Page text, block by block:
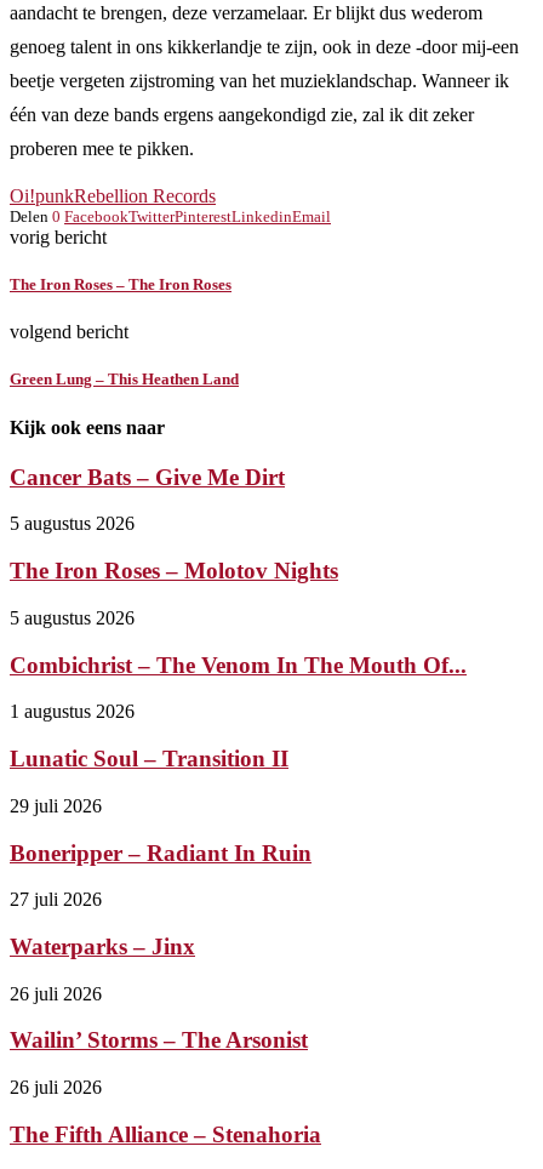
aandacht te brengen, deze verzamelaar. Er blijkt dus wederom
genoeg talent in ons kikkerlandje te zijn, ook in deze -door mij-een
beetje vergeten zijstroming van het muzieklandschap. Wanneer ik
één van deze bands ergens aangekondigd zie, zal ik dit zeker
proberen mee te pikken.
Oi!punkRebellion Records
Delen 0 FacebookTwitterPinterestLinkedinEmail
vorig bericht
The Iron Roses – The Iron Roses
volgend bericht
Green Lung – This Heathen Land
Kijk ook eens naar
Cancer Bats – Give Me Dirt
5 augustus 2026
The Iron Roses – Molotov Nights
5 augustus 2026
Combichrist – The Venom In The Mouth Of...
1 augustus 2026
Lunatic Soul – Transition II
29 juli 2026
Boneripper – Radiant In Ruin
27 juli 2026
Waterparks – Jinx
26 juli 2026
Wailin’ Storms – The Arsonist
26 juli 2026
The Fifth Alliance – Stenahoria